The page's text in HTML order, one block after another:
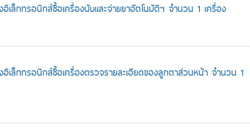
เล็กทรอนิกส์ซื้อเครื่องนับและจ่ายยาอัตโนมัติฯ จำนวน 1 เครื่อง
เล็กทรอนิกส์ซื้อเครื่องตรวจรายละเอียดของลูกตาส่วนหน้า จำนวน 1